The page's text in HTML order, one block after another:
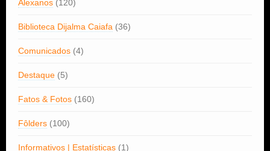
Alexanos (120)
Biblioteca Dijalma Caiafa (36)
Comunicados (4)
Destaque (5)
Fatos & Fotos (160)
Fôlders (100)
Informativos | Estatísticas (1)